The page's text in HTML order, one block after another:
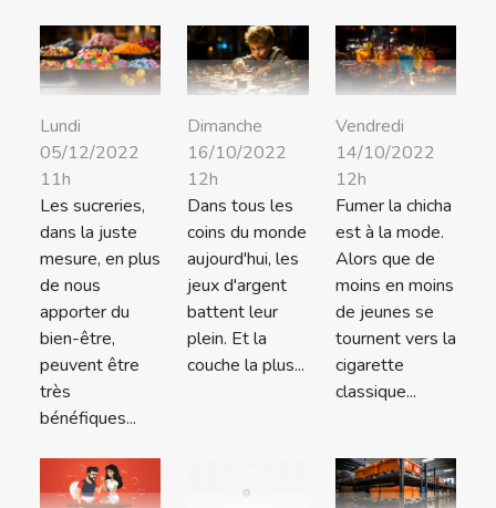
Lundi
05/12/2022
11h
Les sucreries,
dans la juste
mesure, en plus
de nous
apporter du
bien-être,
peuvent être
très
bénéfiques...
Dimanche
16/10/2022
12h
Dans tous les
coins du monde
aujourd'hui, les
jeux d'argent
battent leur
plein. Et la
couche la plus...
Vendredi
14/10/2022
12h
Fumer la chicha
est à la mode.
Alors que de
moins en moins
de jeunes se
tournent vers la
cigarette
classique...